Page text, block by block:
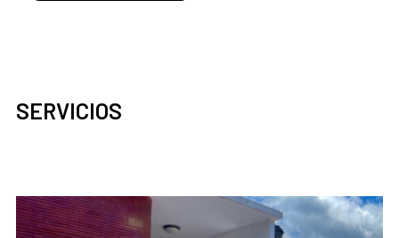
SERVICIOS